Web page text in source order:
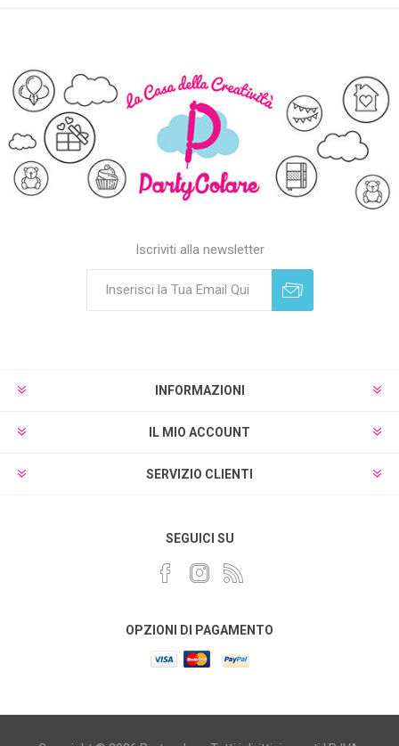
Iscriviti alla newsletter
INFORMAZIONI
IL MIO ACCOUNT
SERVIZIO CLIENTI
SEGUICI SU
OPZIONI DI PAGAMENTO